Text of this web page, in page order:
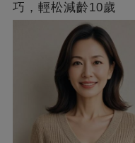
巧，輕松減齡10歲